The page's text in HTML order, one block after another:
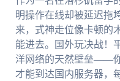
明操作在线却被延迟拖
来，式神走位像卡顿的
能进去。国外玩决战！
洋网络的天然壁垒——
才能到达国内服务器，